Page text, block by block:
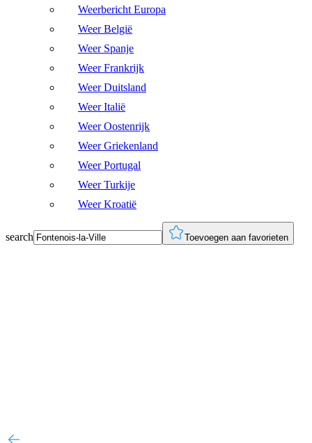
Weerbericht Europa
Weer België
Weer Spanje
Weer Frankrijk
Weer Duitsland
Weer Italië
Weer Oostenrijk
Weer Griekenland
Weer Portugal
Weer Turkije
Weer Kroatië
search Toevoegen aan favorieten